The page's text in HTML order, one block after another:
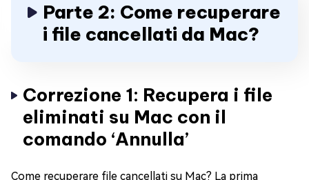
Parte 2: Come recuperare
i file cancellati da Mac?
Correzione 1: Recupera i file
eliminati su Mac con il
comando ‘Annulla’
Come recuperare file cancellati su Mac? La prima